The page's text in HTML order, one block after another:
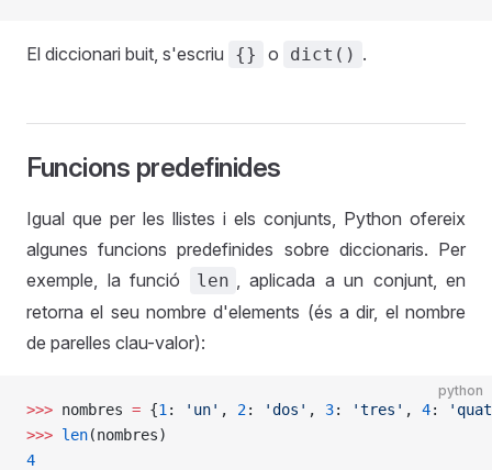
El diccionari buit, s'escriu {} o dict() .
Funcions predefinides
Igual que per les llistes i els conjunts, Python ofereix
algunes funcions predefinides sobre diccionaris. Per
exemple, la funció
len , aplicada a un conjunt, en
retorna el seu nombre d'elements (és a dir, el nombre
de parelles clau-valor):
python
>>> nombres = {1 : 'un' , 2: 'dos' , 3: 'tres' , 4:
>>> len(nombres)
4